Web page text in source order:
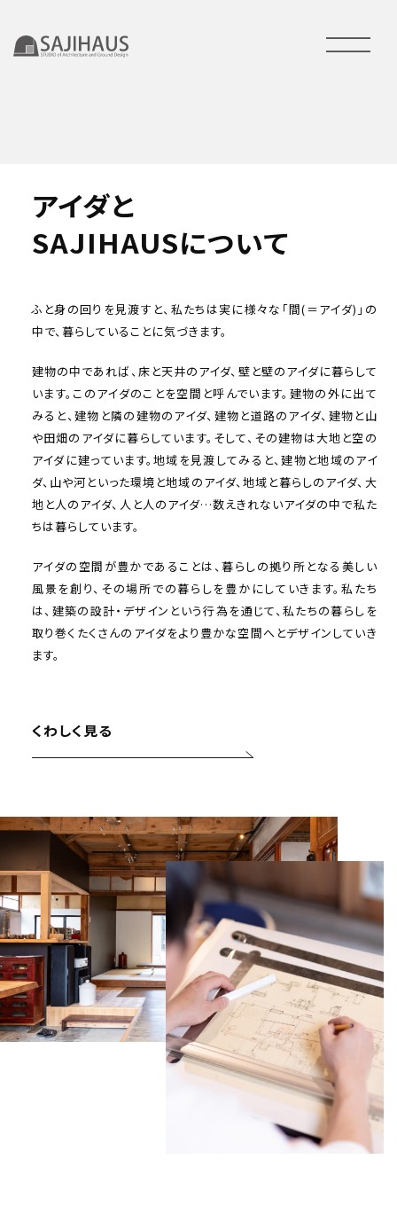
アイダと
SAJIHAUSについて
ふと身の回りを見渡すと、私たちは実に様々な「間(＝アイダ)」の
中で、暮らしていることに気づきます。
建物の中であれば、床と天井のアイダ、壁と壁のアイダに暮らして
います。このアイダのことを空間と呼んでいます。建物の外に出て
みると、建物と隣の建物のアイダ、建物と道路のアイダ、建物と山
や田畑のアイダに暮らしています。そして、その建物は大地と空の
アイダに建っています。地域を見渡してみると、建物と地域のアイ
ダ、山や河といった環境と地域のアイダ、地域と暮らしのアイダ、大
地と人のアイダ、人と人のアイダ…数えきれないアイダの中で私た
ちは暮らしています。
アイダの空間が豊かであることは、暮らしの拠り所となる美しい
風景を創り、その場所での暮らしを豊かにしていきます。私たち
は、建築の設計・デザインという行為を通じて、私たちの暮らしを
取り巻くたくさんのアイダをより豊かな空間へとデザインしていき
ます。
くわしく見る